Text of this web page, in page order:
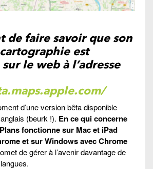
de faire savoir que son
est
le web à l’adresse
d’une version bêta disponible
(beurk !). En ce qui concerne
fonctionne sur Mac et iPad
et sur Windows avec Chrome
de gérer à l’avenir davantage de